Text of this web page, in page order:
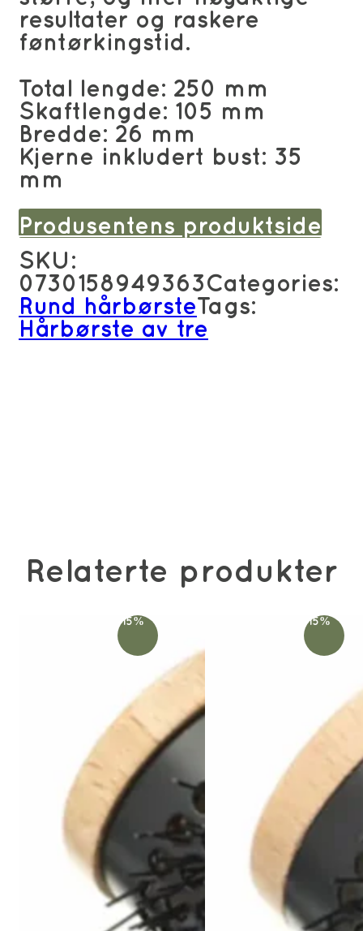
resultater og raskere
føntørkingstid.
Total lengde: 250 mm
Skaftlengde: 105 mm
Bredde: 26 mm
Kjerne inkludert bust: 35
mm
Produsentens produktside
SKU:
0730158949363Categories:
Rund hårbørsteTags:
Hårbørste av tre
Relaterte produkter
-15% -15%